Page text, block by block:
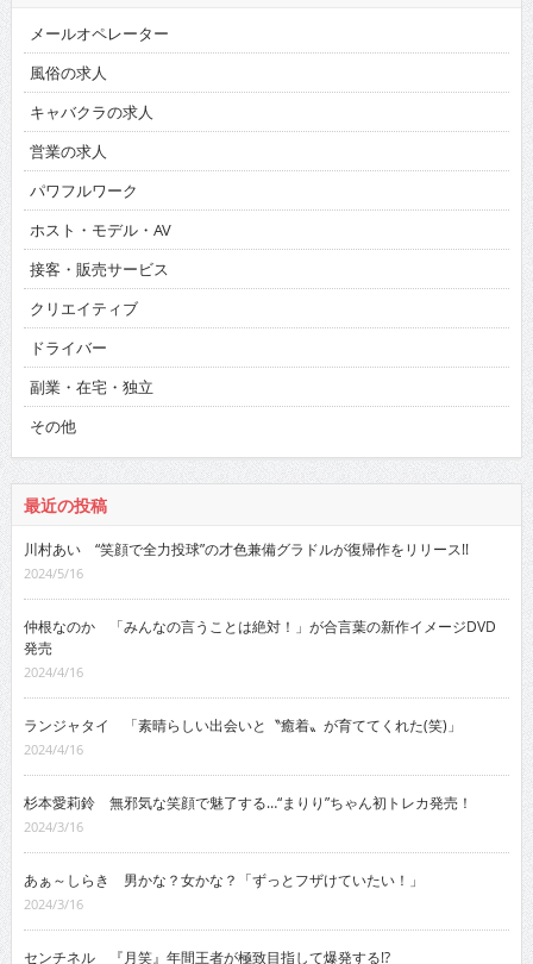
メールオペレーター
風俗の求人
キャバクラの求人
営業の求人
パワフルワーク
ホスト・モデル・AV
接客・販売サービス
クリエイティブ
ドライバー
副業・在宅・独立
その他
最近の投稿
川村あい “笑顔で全力投球”の才色兼備グラドルが復帰作をリリース!!
2024/5/16
仲根なのか 「みんなの言うことは絶対！」が合言葉の新作イメージDVD
発売
2024/4/16
ランジャタイ 「素晴らしい出会いと〝癒着〟が育ててくれた(笑)」
2024/4/16
杉本愛莉鈴 無邪気な笑顔で魅了する…“まりり”ちゃん初トレカ発売！
2024/3/16
あぁ～しらき 男かな？女かな？「ずっとフザけていたい！」
2024/3/16
センチネル 『月笑』年間王者が極致目指して爆発する!?